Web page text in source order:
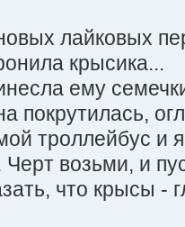
лайковых
крысика...
ему
покрутилась,
троллейбус и
возьми, и
что крысы -